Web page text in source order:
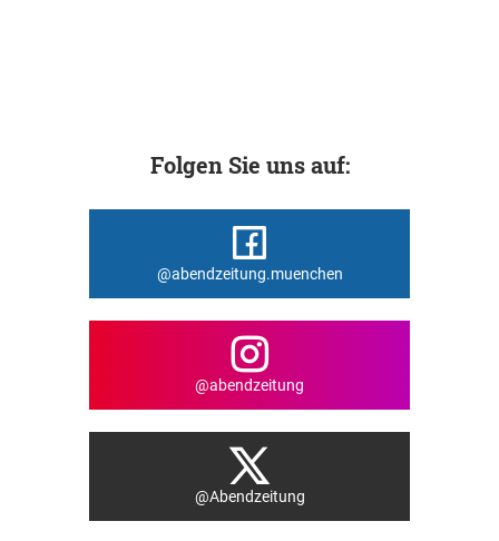
Folgen Sie uns auf:
@abendzeitung.muenchen
@abendzeitung
@Abendzeitung